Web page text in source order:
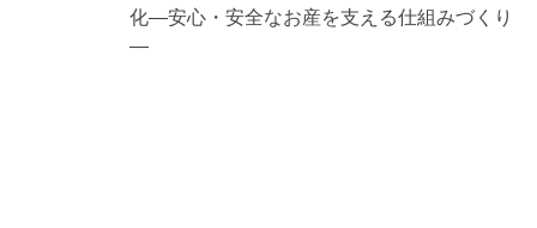
化―安心・安全なお産を支える仕組みづくり
―